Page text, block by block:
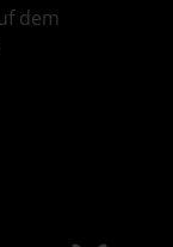
dem